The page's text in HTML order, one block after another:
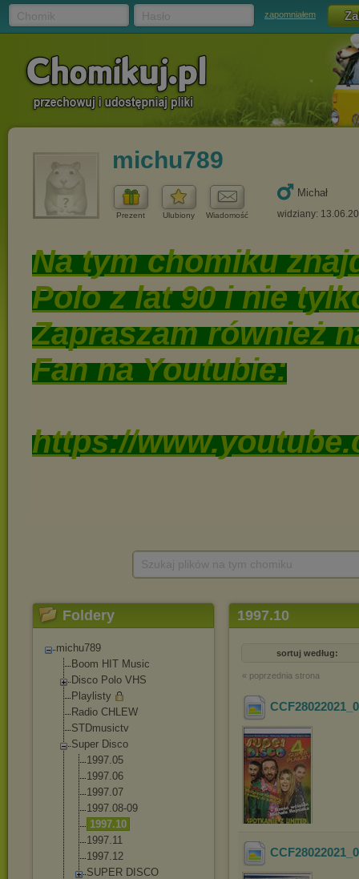
zapomniałem
michu789
Prezent Ulubiony Wiadomość
Michał
widziany:
Foldery
michu789
Boom HIT Music
Disco Polo VHS
Playlisty
Radio CHLEW
STDmusictv
Super Disco
1997.05
1997.06
1997.07
1997.08-09
1997.10
1997.11
1997.12
SUPER DISCO
1997.10
sortuj według:
« poprzednia strona